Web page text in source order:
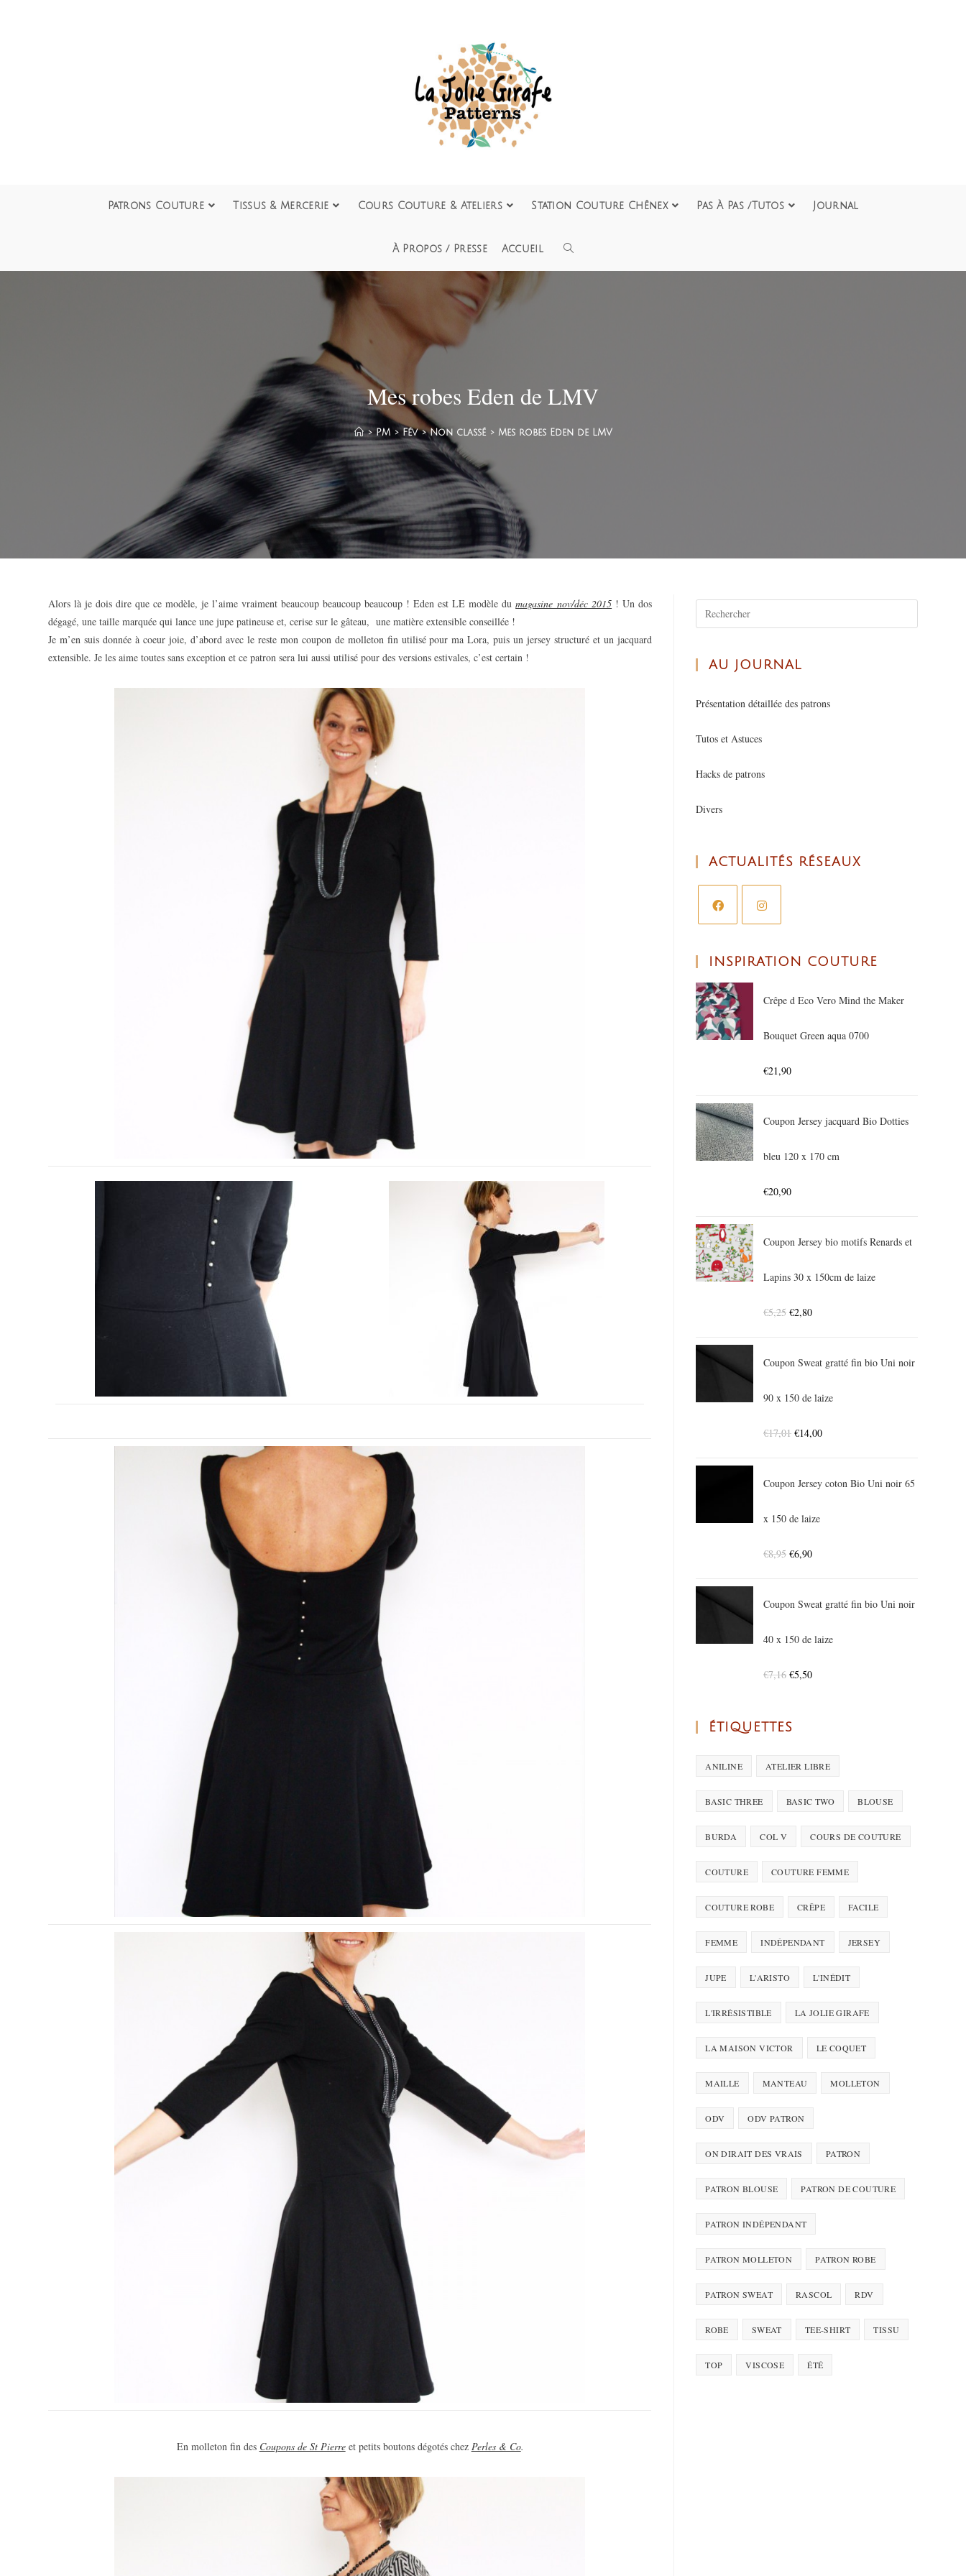
Patrons Couture Tissus & Mercerie Cours Couture & Ateliers Station Couture Chênex Pas À Pas /Tutos Journal
À Propos / Presse Accueil
Mes robes Eden de LMV
> PM > Fév > Non classé > Mes robes Eden de LMV
Alors là je dois dire que ce modèle, je l’aime vraiment beaucoup beaucoup beaucoup ! Eden est LE modèle dumagasine nov/déc 2015 ! Un dos
dégagé, une taille marquée qui lance une jupe patineuse et, cerise sur le gâteau, une matière extensible conseillée !
Je m’en suis donnée à coeur joie, d’abord avec le reste mon coupon de molleton fin utilisé pour ma Lora, puis un jersey structuré et un jacquard
extensible. Je les aime toutes sans exception et ce patron sera lui aussi utilisé pour des versions estivales, c’est certain !
En molleton fin des Coupons de St Pierreet petits boutons dégotés chez Perles & Co.
AU JOURNAL
Présentation détaillée des patrons
Tutos et Astuces
Hacks de patrons
Divers
ACTUALITÉS RÉSEAUX
INSPIRATION COUTURE
Crêpe d Eco Vero Mind the Maker
Bouquet Green aqua 0700
€21,90
Coupon Jersey jacquard Bio Dotties
bleu 120 x 170 cm
€20,90
Coupon Jersey bio motifs Renards et
Lapins 30 x 150cm de laize
€5,25 €2,80
Coupon Sweat gratté fin bio Uni noir
90 x 150 de laize
€17,01 €14,00
Coupon Jersey coton Bio Uni noir 65
x 150 de laize
€8,95 €6,90
Coupon Sweat gratté fin bio Uni noir
40 x 150 de laize
€7,16 €5,50
ÉTIQUETTES
ANILINE ATELIER LIBRE
BASIC THREE BASIC TWO BLOUSE
BURDA COL V COURS DE COUTURE
COUTURE COUTURE FEMME
COUTURE ROBE CRÊPE FACILE
FEMME INDÉPENDANT JERSEY
JUPE L'ARISTO L'INÉDIT
L'IRRÉSISTIBLE LA JOLIE GIRAFE
LA MAISON VICTOR LE COQUET
MAILLE MANTEAU MOLLETON
ODV ODV PATRON
ON DIRAIT DES VRAIS PATRON
PATRON BLOUSE PATRON DE COUTURE
PATRON INDÉPENDANT
PATRON MOLLETON PATRON ROBE
PATRON SWEAT RASCOL RDV
ROBE SWEAT TEE-SHIRT TISSU
TOP VISCOSE ÉTÉ